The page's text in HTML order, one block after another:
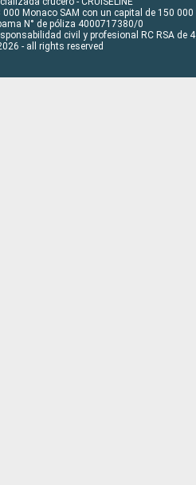
Monaco SAM con un capital de 150 000
N° de póliza 4000717380/0
civil y profesional RC RSA de
- all rights reserved